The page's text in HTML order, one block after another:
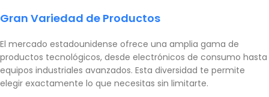
Gran Variedad de Productos
El mercado estadounidense ofrece una amplia gama de
productos tecnológicos, desde electrónicos de consumo hasta
equipos industriales avanzados. Esta diversidad te permite
elegir exactamente lo que necesitas sin limitarte.